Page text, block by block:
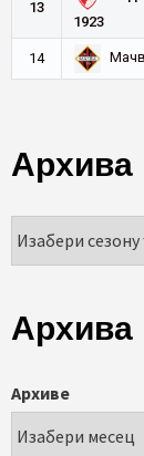
13
1923
14
Архива
Архива
Архиве